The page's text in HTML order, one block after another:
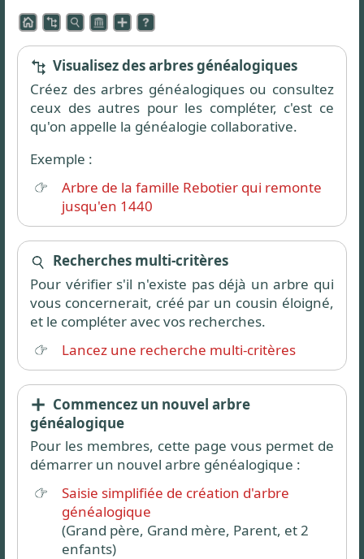
Visualisez des arbres généalogiques
Créez des arbres généalogiques ou consultez
ceux des autres pour les compléter, c'est ce
qu'on appelle la généalogie collaborative.
Exemple :
Arbre de la famille Rebotier qui remonte
jusqu'en 1440
Recherches multi-critères
Pour vérifier s'il n'existe pas déjà un arbre qui
vous concernerait, créé par un cousin éloigné,
et le compléter avec vos recherches.
Lancez une recherche multi-critères
Commencez un nouvel arbre
généalogique
Pour les membres, cette page vous permet de
démarrer un nouvel arbre généalogique :
Saisie simplifiée de création d'arbre
généalogique
(Grand père, Grand mère, Parent, et 2
enfants)